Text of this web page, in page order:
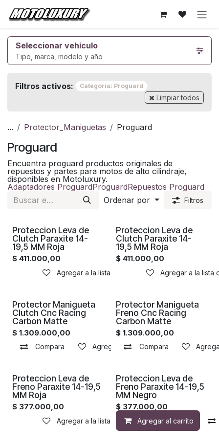
Ir al contenido
Seleccionar vehículo
Tipo, marca, modelo y año
Filtros activos: Categoría: Proguard
Limpiar todos
... Protector_Maniguetas Proguard
Proguard
Encuentra proguard productos originales de
repuestos y partes para motos de alto cilindraje,
disponibles en Motoluxury.
Adaptadores ProguardProguardRepuestos Proguard
Ordenar por
Filtros
Proximamente
Proteccion Leva de
Clutch Paraxite 14-
19,5 MM Roja
$ 411.000,00
Agregar a la lista de deseos
Proximamente
Proteccion Leva de
Clutch Paraxite 14-
19,5 MM Roja
$411.000,00
Agregar a la lista
Proximamente
Protector Manigueta
Clutch Cnc Racing
Carbon Matte
$ 1.309.000,00
Compara Agregar a la lista de deseos
Proximamente
Protector Manigueta
Freno Cnc Racing
Carbon Matte
$1.309.000,00
Compara
¡Nuevo!
Proteccion Leva de
Freno Paraxite 14-19,5
MM Roja
$ 377.000,00
Agregar a la lista de deseos
¡Nuevo!
Proteccion Leva de
Freno Paraxite 14-19,5
MM Negro
$ 377.000,00
Agregar al carrito